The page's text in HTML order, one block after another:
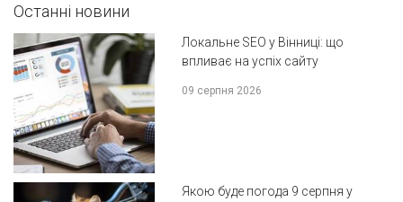
Останні новини
Локальне SEO у Вінниці: що
впливає на успіх сайту
09 серпня 2026
Якою буде погода 9 серпня у